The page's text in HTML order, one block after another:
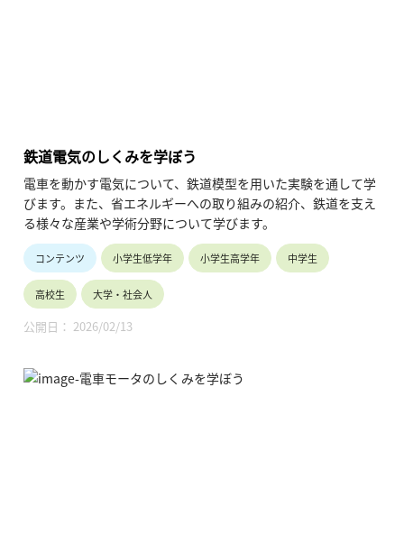
鉄道電気のしくみを学ぼう
電車を動かす電気について、鉄道模型を用いた実験を通して学
びます。また、省エネルギーへの取り組みの紹介、鉄道を支え
る様々な産業や学術分野について学びます。
コンテンツ 小学生低学年 小学生高学年 中学生
高校生 大学・社会人
公開日： 2026/02/13